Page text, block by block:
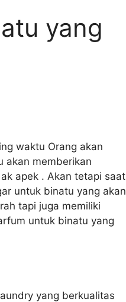
yang
waktu Orang akan
akan memberikan
apek . Akan tetapi saat
untuk binatu yang akan
tapi juga memiliki
untuk binatu yang
yang berkualitas